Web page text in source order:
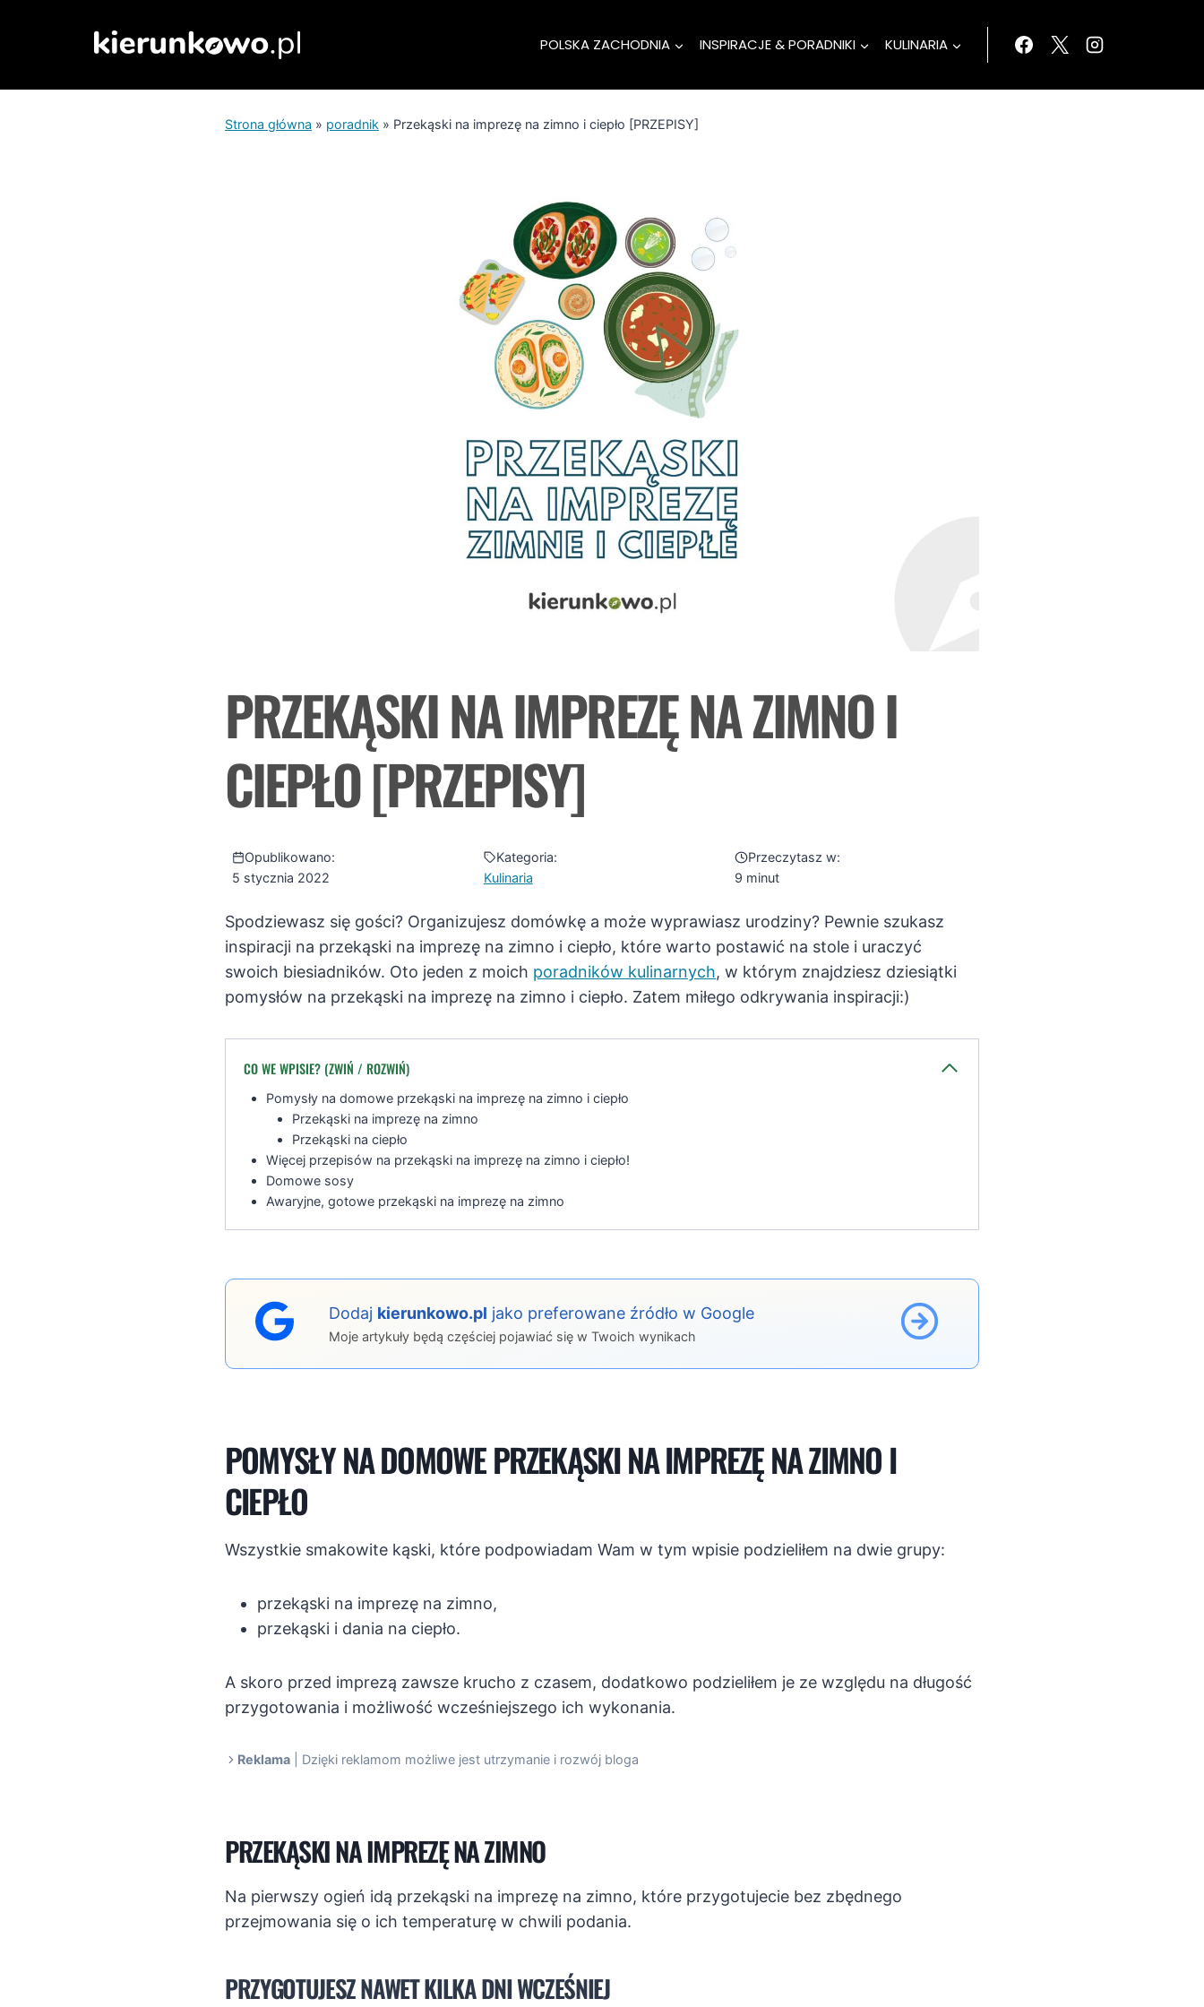
POLSKA ZACHODNIA INSPIRACJE & PORADNIKI KULINARIA
Strona główna » poradnik » Przekąski na imprezę na zimno i ciepło [PRZEPISY]
PRZEKĄSKI NA IMPREZĘ NA ZIMNO I
CIEPŁO [PRZEPISY]
Opublikowano:
5 stycznia 2022
Kategoria:
Kulinaria
Przeczytasz w:
9 minut
Spodziewasz się gości? Organizujesz domówkę a może wyprawiasz urodziny? Pewnie szukasz
inspiracji na przekąski na imprezę na zimno i ciepło, które warto postawić na stole i uraczyć
swoich biesiadników. Oto jeden z moich poradników kulinarnych, w którym znajdziesz dziesiątki
pomysłów na przekąski na imprezę na zimno i ciepło. Zatem miłego odkrywania inspiracji:)
CO WE WPISIE? (ZWIŃ / ROZWIŃ)
Pomysły na domowe przekąski na imprezę na zimno i ciepło
Przekąski na imprezę na zimno
Przekąski na ciepło
Więcej przepisów na przekąski na imprezę na zimno i ciepło!
Domowe sosy
Awaryjne, gotowe przekąski na imprezę na zimno
Dodaj kierunkowo.pl jako preferowane źródło w Google
Moje artykuły będą częściej pojawiać się w Twoich wynikach
POMYSŁY NA DOMOWE PRZEKĄSKI NA IMPREZĘ NA ZIMNO I
CIEPŁO
Wszystkie smakowite kąski, które podpowiadam Wam w tym wpisie podzieliłem na dwie grupy:
przekąski na imprezę na zimno,
przekąski i dania na ciepło.
A skoro przed imprezą zawsze krucho z czasem, dodatkowo podzieliłem je ze względu na długość
przygotowania i możliwość wcześniejszego ich wykonania.
Reklama | Dzięki reklamom możliwe jest utrzymanie i rozwój bloga
PRZEKĄSKI NA IMPREZĘ NA ZIMNO
Na pierwszy ogień idą przekąski na imprezę na zimno, które przygotujecie bez zbędnego
przejmowania się o ich temperaturę w chwili podania.
PRZYGOTUJESZ NAWET KILKA DNI WCZEŚNIEJ